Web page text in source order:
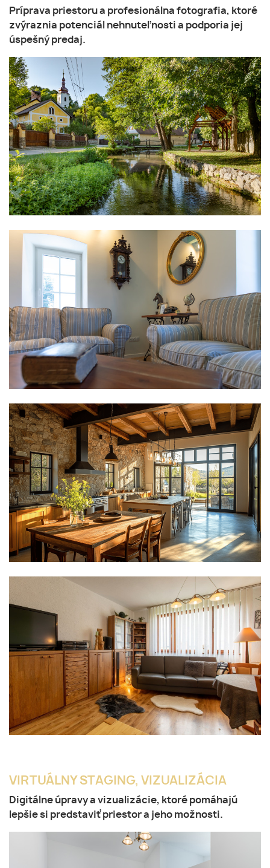
Príprava priestorua profesionálna fotografia, ktoré
zvýraznia potenciál nehnuteľnosti a podporia jej
úspešný predaj.
VIRTUÁLNY STAGING, VIZUALIZÁCIA
Digitálne úpravy a vizualizácie, ktoré pomáhajú
lepšie si predstaviť priestor a jeho možnosti.